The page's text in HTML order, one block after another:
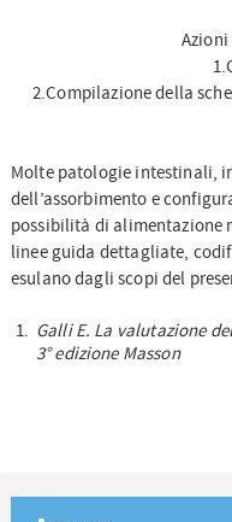
2.Compilazione della
Molte patologie intestinali,
dell’assorbimento e
possibilità di alimentazione
linee guida dettagliate,
esulano dagli scopi del
Galli E. La valutazione
3° edizione Masson